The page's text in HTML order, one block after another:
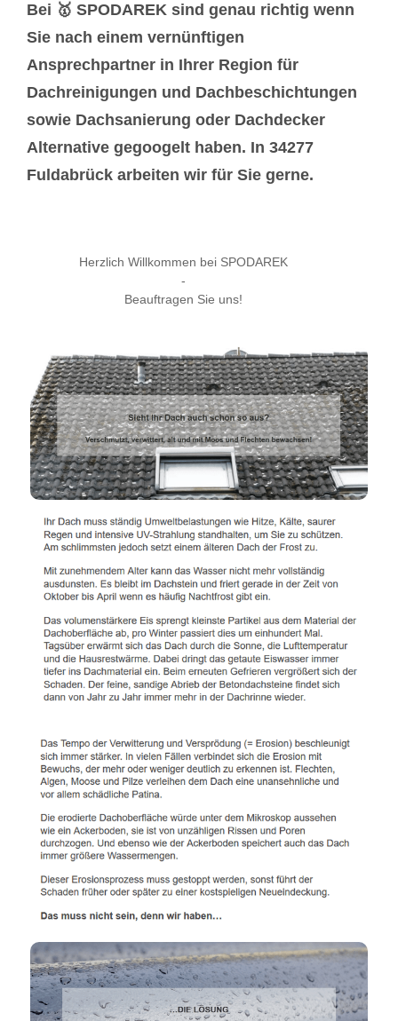
Bei 🥇 SPODAREK sind genau richtig wenn
Sie nach einem vernünftigen
Ansprechpartner in Ihrer Region für
Dachreinigungen und Dachbeschichtungen
sowie Dachsanierung oder Dachdecker
Alternative gegoogelt haben. In 34277
Fuldabrück arbeiten wir für Sie gerne.
Herzlich Willkommen bei SPODAREK
-
Beauftragen Sie uns!